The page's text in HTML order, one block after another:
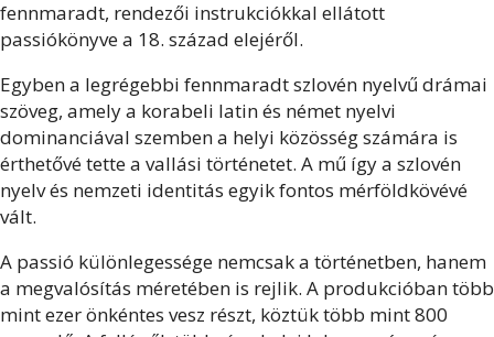
fennmaradt, rendezői instrukciókkal ellátott
passiókönyve a 18. század elejéről.
Egyben a legrégebbi fennmaradt szlovén nyelvű drámai
szöveg, amely a korabeli latin és német nyelvi
dominanciával szemben a helyi közösség számára is
érthetővé tette a vallási történetet. A mű így a szlovén
nyelv és nemzeti identitás egyik fontos mérföldkövévé
vált.
A passió különlegessége nemcsak a történetben, hanem
a megvalósítás méretében is rejlik. A produkcióban több
mint ezer önkéntes vesz részt, köztük több mint 800